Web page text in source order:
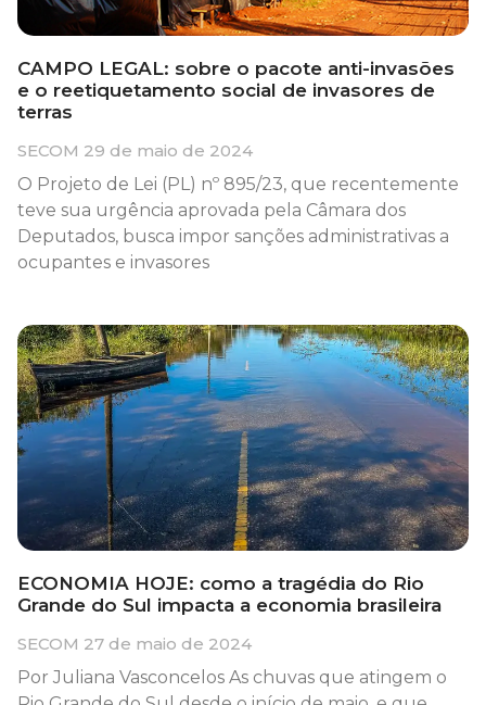
CAMPO LEGAL: sobre o pacote anti-invasões
e o reetiquetamento social de invasores de
terras
SECOM 29 de maio de 2024
O Projeto de Lei (PL) nº 895/23, que recentemente
teve sua urgência aprovada pela Câmara dos
Deputados, busca impor sanções administrativas a
ocupantes e invasores
ECONOMIA HOJE: como a tragédia do Rio
Grande do Sul impacta a economia brasileira
SECOM 27 de maio de 2024
Por Juliana Vasconcelos As chuvas que atingem o